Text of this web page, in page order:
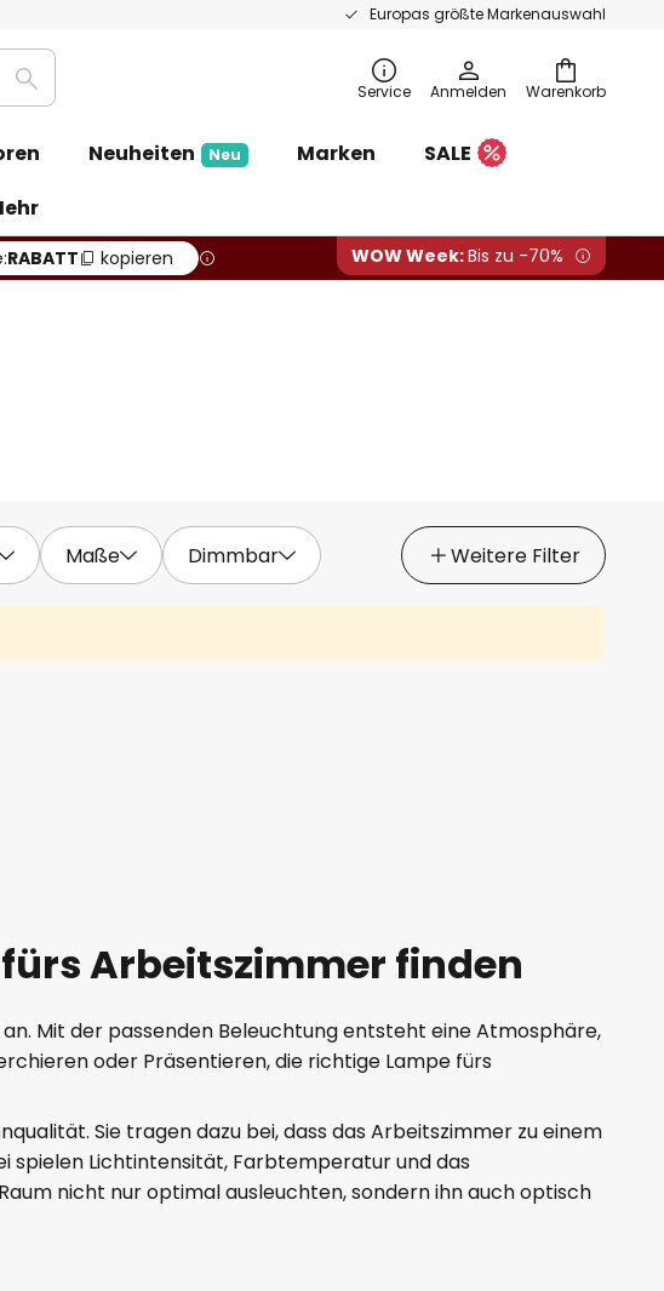
Europas größte Markenauswahl
Warenkorb
Suche Service Anmelden
Neuheiten Neu Marken
SALE
RABATT kopieren WOW Week:Bis zu -70%
Maße Dimmbar Weitere Filter
Arbeitszimmer finden
Mit der passenden Beleuchtung entsteht eine Atmosphäre,
oder Präsentieren, die richtige Lampe fürs
Sie tragen dazu bei, dass das Arbeitszimmer zu einem
spielen Lichtintensität, Farbtemperatur und das
nicht nur optimal ausleuchten, sondern ihn auch optisch